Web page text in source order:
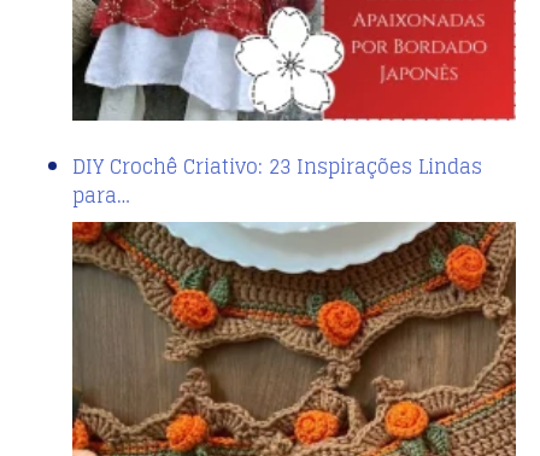
DIY Crochê Criativo: 23 Inspirações Lindas
para…